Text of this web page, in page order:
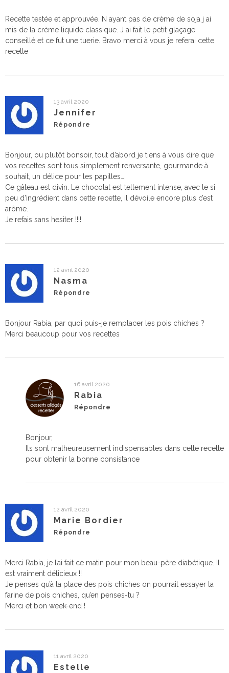
Recette testée et approuvée. N ayant pas de crème de soja j ai
mis de la crème liquide classique. J ai fait le petit glaçage
conseillé et ce fut une tuerie. Bravo merci à vous je referai cette
recette
13 avril 2020
Jennifer
Répondre
Bonjour, ou plutôt bonsoir, tout d’abord je tiens à vous dire que
vos recettes sont tous simplement renversante, gourmande à
souhait, un délice pour les papilles….
Ce gâteau est divin. Le chocolat est tellement intense, avec le si
peu d’ingrédient dans cette recette, il dévoile encore plus c’est
arôme.
Je refais sans hesiter !!!!
12 avril 2020
Nasma
Répondre
Bonjour Rabia, par quoi puis-je remplacer les pois chiches ?
Merci beaucoup pour vos recettes
16 avril 2020
Rabia
Répondre
Bonjour,
Ils sont malheureusement indispensables dans cette recette
pour obtenir la bonne consistance
12 avril 2020
Marie Bordier
Répondre
Merci Rabia, je l’ai fait ce matin pour mon beau-père diabétique. Il
est vraiment délicieux !!
Je penses qu’à la place des pois chiches on pourrait essayer la
farine de pois chiches, qu’en penses-tu ?
Merci et bon week-end !
11 avril 2020
Estelle